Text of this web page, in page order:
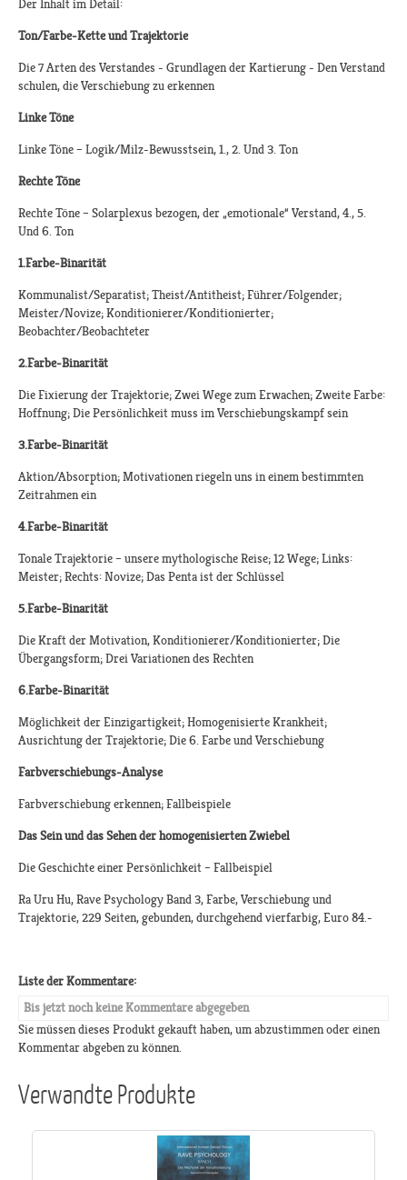
Der Inhalt im Detail:
Ton/Farbe-Kette und Trajektorie
Die 7 Arten des Verstandes - Grundlagen der Kartierung - Den Verstand
schulen, die Verschiebung zu erkennen
Linke Töne
Linke Töne – Logik/Milz-Bewusstsein, 1., 2. Und 3. Ton
Rechte Töne
Rechte Töne – Solarplexus bezogen, der „emotionale“ Verstand, 4., 5.
Und 6. Ton
1.Farbe-Binarität
Kommunalist/Separatist; Theist/Antitheist; Führer/Folgender;
Meister/Novize; Konditionierer/Konditionierter;
Beobachter/Beobachteter
2.Farbe-Binarität
Die Fixierung der Trajektorie; Zwei Wege zum Erwachen; Zweite Farbe:
Hoffnung; Die Persönlichkeit muss im Verschiebungskampf sein
3.Farbe-Binarität
Aktion/Absorption; Motivationen riegeln uns in einem bestimmten
Zeitrahmen ein
4.Farbe-Binarität
Tonale Trajektorie – unsere mythologische Reise; 12 Wege; Links:
Meister; Rechts: Novize; Das Penta ist der Schlüssel
5.Farbe-Binarität
Die Kraft der Motivation, Konditionierer/Konditionierter; Die
Übergangsform; Drei Variationen des Rechten
6.Farbe-Binarität
Möglichkeit der Einzigartigkeit; Homogenisierte Krankheit;
Ausrichtung der Trajektorie; Die 6. Farbe und Verschiebung
Farbverschiebungs-Analyse
Farbverschiebung erkennen; Fallbeispiele
Das Sein und das Sehen der homogenisierten Zwiebel
Die Geschichte einer Persönlichkeit – Fallbeispiel
Ra Uru Hu, Rave Psychology Band 3, Farbe, Verschiebung und
Trajektorie, 229 Seiten, gebunden, durchgehend vierfarbig, Euro 84.-
Liste der Kommentare:
Bis jetzt noch keine Kommentare abgegeben
Sie müssen dieses Produkt gekauft haben, um abzustimmen oder einen
Kommentar abgeben zu können.
Verwandte Produkte